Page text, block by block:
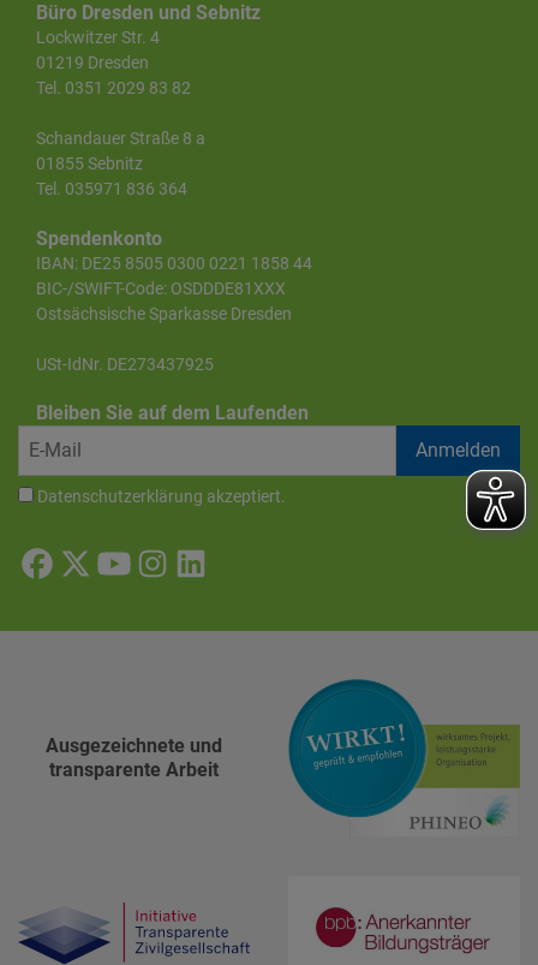
Büro Dresden und Sebnitz
Lockwitzer Str. 4
01219 Dresden
Tel. 0351 2029 83 82
Schandauer Straße 8 a
01855 Sebnitz
Tel. 035971 836 364
Spendenkonto
IBAN: DE25 8505 0300 0221 1858 44
BIC-/SWIFT-Code: OSDDDE81XXX
Ostsächsische Sparkasse Dresden
USt-IdNr. DE273437925
Bleiben Sie auf dem Laufenden
Datenschutzerklärung akzeptiert.
Ausgezeichnete und
transparente Arbeit